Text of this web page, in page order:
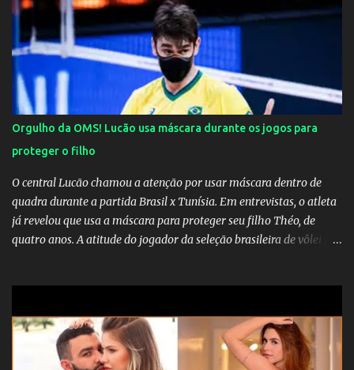
Orgulho da OMS! Lucão usa máscara durante os jogos para
proteger o filho
O central Lucão chamou a atenção por usar máscara dentro de
quadra durante a partida Brasil x Tunísia. Em entrevistas, o atleta
já revelou que usa a máscara para proteger seu filho Théo, de
quatro anos. A atitude do jogador da seleção brasileira de vôlei foi
Marta marcou duas vezes, Debinha, Andressa Alves e Bia
Zaneratto foram autoras dos gols. Juliette, embaixadora
‎@Globoplay mandou um xero para as meninas e falou do seu